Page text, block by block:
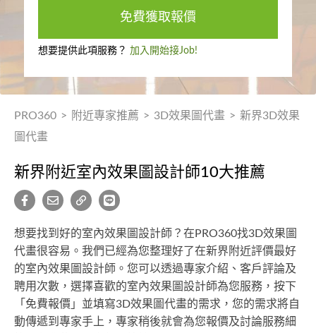
免費獲取報價
想要提供此項服務？ 加入開始接Job!
PRO360 > 附近專家推薦 > 3D效果圖代畫 > 新界3D效果
圖代畫
新界附近室內效果圖設計師10大推薦
想要找到好的室內效果圖設計師？在PRO360找3D效果圖
代畫很容易。我們已經為您整理好了在新界附近評價最好
的室內效果圖設計師。您可以透過專家介紹、客戶評論及
聘用次數，選擇喜歡的室內效果圖設計師為您服務，按下
「免費報價」並填寫3D效果圖代畫的需求，您的需求將自
動傳遞到專家手上，專家稍後就會為您報價及討論服務細